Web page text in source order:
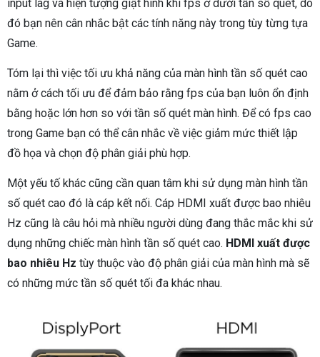
input lag và hiện tượng giật hình khi fps ở dưới tần số quét, do
đó bạn nên cân nhắc bật các tính năng này trong tùy từng tựa
Game.
Tóm lại thì việc tối ưu khả năng của màn hình tần số quét cao
nằm ở cách tối ưu để đảm bảo rằng fps của bạn luôn ổn định
bằng hoặc lớn hơn so với tần số quét màn hình. Để có fps cao
trong Game bạn có thể cân nhắc về việc giảm mức thiết lập
đồ họa và chọn độ phân giải phù hợp.
Một yếu tố khác cũng cần quan tâm khi sử dụng màn hình tần
số quét cao đó là cáp kết nối. Cáp HDMI xuất được bao nhiêu
Hz cũng là câu hỏi mà nhiều người dùng đang thắc mắc khi sử
dụng những chiếc màn hình tần số quét cao. HDMI xuất được
bao nhiêu Hz tùy thuộc vào độ phân giải của màn hình mà sẽ
có những mức tần số quét tối đa khác nhau.